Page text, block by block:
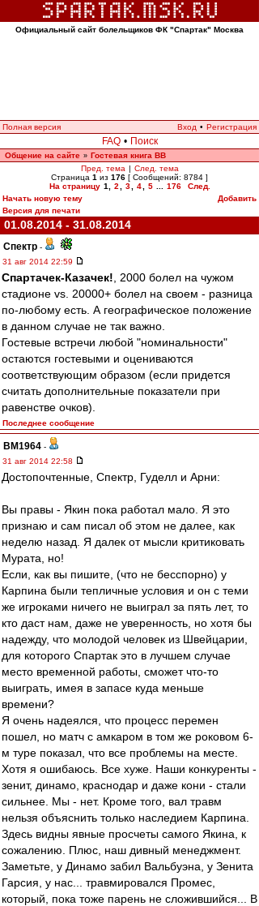
Официальный сайт болельщиков ФК "Спартак" Москва
Полная версия Вход • Регистрация
FAQ • Поиск
Общение на сайте » Гостевая книга ВВ
Пред. тема | След. тема
Страница 1 из 176 [ Сообщений: 8784 ]
На страницу 1 2 3 4 5 176
След.
Начать новую тему
Добавить
Версия для печати
01.08.2014 - 31.08.2014
Спектр -
31 авг 2014 22:59
Спартачек-Казачек! , 2000 болел на чужом
стадионе vs. 20000+ болел на своем - разница
по-любому есть. А географическое положение
в данном случае не так важно.
Гостевые встречи любой "номинальности"
остаются гостевыми и оцениваются
соответствующим образом (если придется
считать дополнительные показатели при
равенстве очков).
Последнее сообщение
BM1964 -
31 авг 2014 22:58
Достопочтенные, Спектр, Гуделл и Арни:
Вы правы - Якин пока работал мало. Я это
признаю и сам писал об этом не далее, как
неделю назад. Я далек от мысли критиковать
Мурата, но!
Если, как вы пишите, (что не бесспорно) у
Карпина были тепличные условия и он с теми
же игроками ничего не выиграл за пять лет, то
кто даст нам, даже не уверенность, но хотя бы
надежду, что молодой человек из Швейцарии,
для которого Спартак это в лучшем случае
место временной работы, сможет что-то
выиграть, имея в запасе куда меньше
времени?
Я очень надеялся, что процесс перемен
пошел, но матч с амкаром в том же роковом 6-
м туре показал, что все проблемы на месте.
Хотя я ошибаюсь. Все хуже. Наши конкуренты -
зенит, динамо, краснодар и даже кони - стали
сильнее. Мы - нет. Кроме того, вал травм
нельзя объяснить только наследием Карпина.
Здесь видны явные просчеты самого Якина, к
сожалению. Плюс, наш дивный менеджмент.
Заметьте, у Динамо забил Вальбуэна, у Зенита
Гарсия, у нас... травмировался Промес,
который, пока тоже парень не сложившийся... В